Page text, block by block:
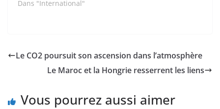
Dans "International"
Le CO2 poursuit son ascension dans l’atmosphère
Le Maroc et la Hongrie resserrent les liens
Vous pourrez aussi aimer